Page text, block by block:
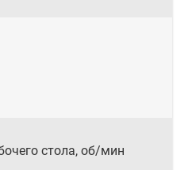
стола, об/мин